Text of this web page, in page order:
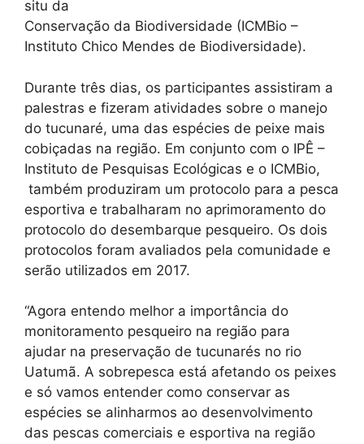
situ da
Conservação da Biodiversidade (ICMBio –
Instituto Chico Mendes de Biodiversidade).
Durante três dias, os participantes assistiram a
palestras e fizeram atividades sobre o manejo
do tucunaré, uma das espécies de peixe mais
cobiçadas na região. Em conjunto com o IPÊ –
Instituto de Pesquisas Ecológicas e o ICMBio,
também produziram um protocolo para a pesca
esportiva e trabalharam no aprimoramento do
protocolo do desembarque pesqueiro. Os dois
protocolos foram avaliados pela comunidade e
serão utilizados em 2017.
“Agora entendo melhor a importância do
monitoramento pesqueiro na região para
ajudar na preservação de tucunarés no rio
Uatumã. A sobrepesca está afetando os peixes
e só vamos entender como conservar as
espécies se alinharmos ao desenvolvimento
das pescas comerciais e esportiva na região